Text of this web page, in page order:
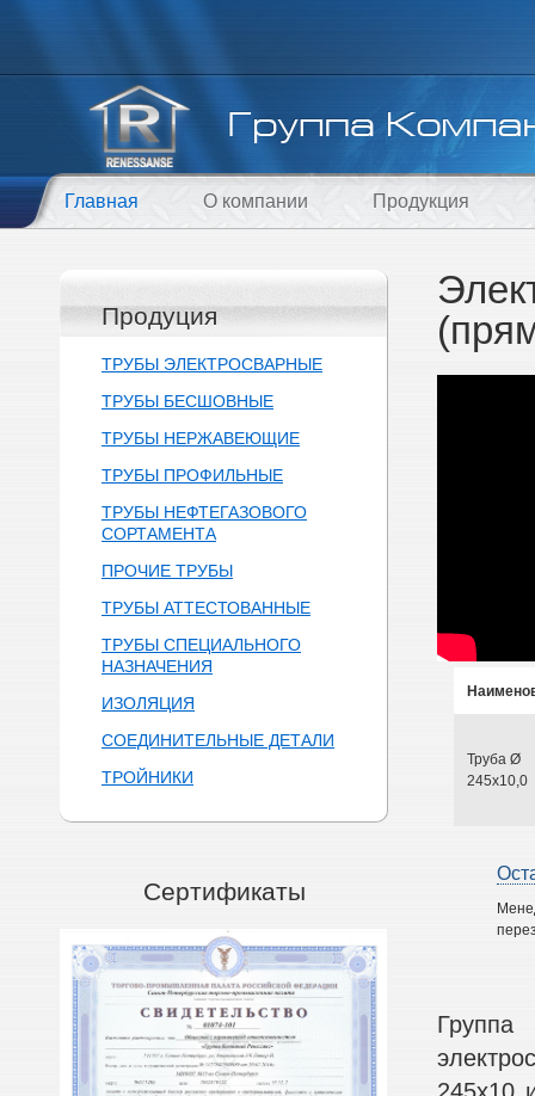
Главная О компании Продукция
Продуция
ТРУБЫ ЭЛЕКТРОСВАРНЫЕ
ТРУБЫ БЕСШОВНЫЕ
ТРУБЫ НЕРЖАВЕЮЩИЕ
ТРУБЫ ПРОФИЛЬНЫЕ
ТРУБЫ НЕФТЕГАЗОВОГО
СОРТАМЕНТА
ПРОЧИЕ ТРУБЫ
ТРУБЫ АТТЕСТОВАННЫЕ
ТРУБЫ СПЕЦИАЛЬНОГО
НАЗНАЧЕНИЯ
ИЗОЛЯЦИЯ
СОЕДИНИТЕЛЬНЫЕ ДЕТАЛИ
ТРОЙНИКИ
Сертификаты
Труба Ø
245х10,0
Группа